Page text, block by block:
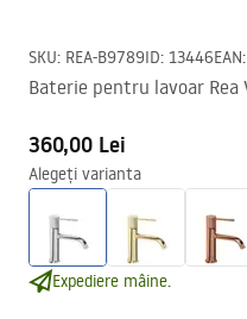
SKU: REA-B9789ID: 13446EAN:
Baterie pentru lavoar Rea
360,00 Lei
Alegeți varianta
Expediere mâine.